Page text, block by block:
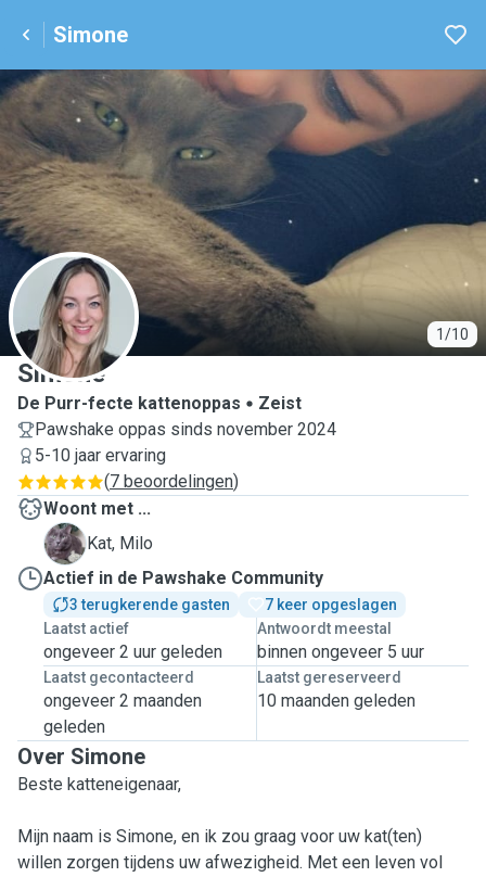
Simone
1/10
S
Simone
De Purr-fecte kattenoppas
Zeist
Pawshake oppas sinds november 2024
5-10 jaar ervaring
(7 beoordelingen)
Woont met ...
M
Kat, Milo
Actief in de Pawshake Community
3 terugkerende gasten
7 keer opgeslagen
Laatst actief
ongeveer 2 uur geleden
Antwoordt meestal
binnen ongeveer 5 uur
Laatst gecontacteerd
ongeveer 2 maanden
geleden
Laatst gereserveerd
10 maanden geleden
Over Simone
Beste katteneigenaar,
Mijn naam is Simone, en ik zou graag voor uw kat(ten)
willen zorgen tijdens uw afwezigheid. Met een leven vol